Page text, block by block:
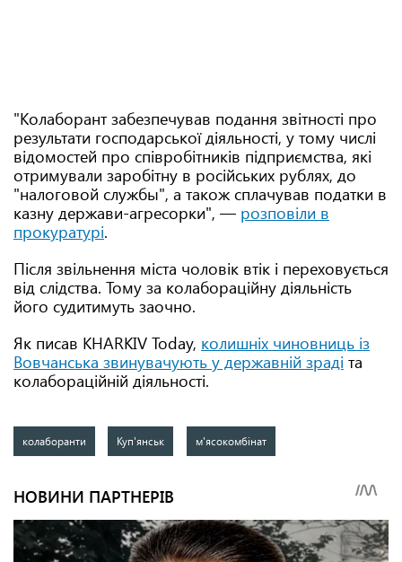
"Колаборант забезпечував подання звітності про
результати господарської діяльності, у тому числі
відомостей про співробітників підприємства, які
отримували заробітну в російських рублях, до
"налоговой службы", а також сплачував податки в
казну держави-агресорки", — розповіли в
прокуратурі.
Після звільнення міста чоловік втік і переховується
від слідства. Тому за колабораційну діяльність
його судитимуть заочно.
Як писав KHARKIV Today, колишніх чиновниць із
Вовчанська звинувачують у державній зраді та
колабораційній діяльності.
колаборанти Куп'янськ м'ясокомбінат